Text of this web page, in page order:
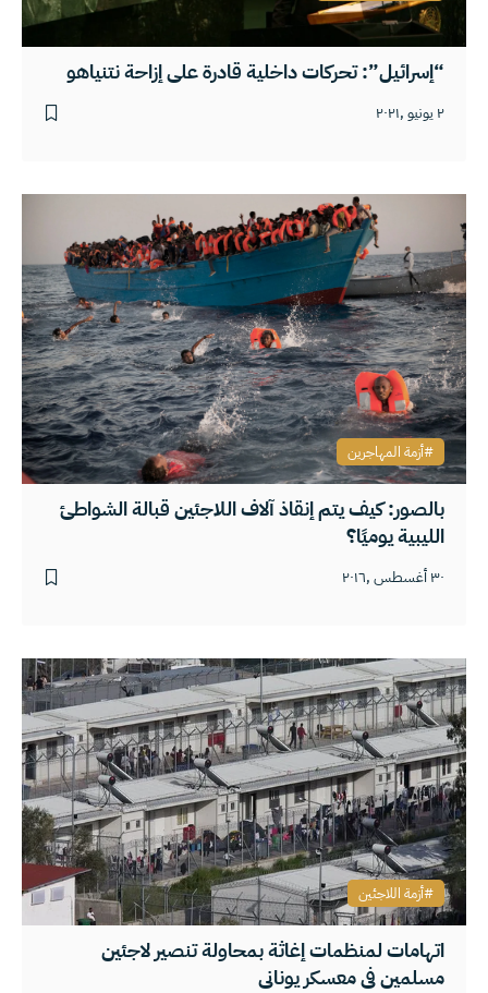
“إسرائيل”: تحركات داخلية قادرة على إزاحة نتنياهو
٢ يونيو ,٢٠٢١
بالصور: كيف يتم إنقاذ آلاف اللاجئين قبالة الشواطئ
الليبية يوميًا؟
٣٠ أغسطس ,٢٠١٦
أزمة المهاجرين
اتهامات لمنظمات إغاثة بمحاولة تنصير لاجئين
مسلمين في معسكر يوناني
أزمة اللاجئين